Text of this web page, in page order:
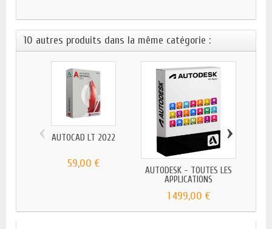
10 autres produits dans la même catégorie :
AUTOCAD LT 2022
59,00 €
AUTODESK - TOUTES LES
APPLICATIONS
1 499,00 €
‹ ›